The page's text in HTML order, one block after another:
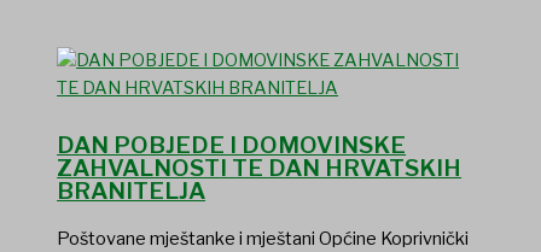
DAN POBJEDE I DOMOVINSKE
ZAHVALNOSTI TE DAN HRVATSKIH
BRANITELJA
Poštovane mještanke i mještani Općine Koprivnički